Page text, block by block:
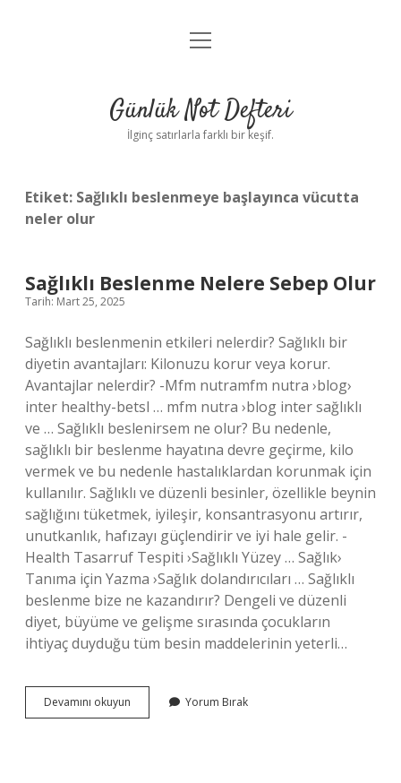
Anasayfa
Yasal Uyarı
menüyü
Günlük Not Defteri
İlginç satırlarla farklı bir keşif.
Etiket: Sağlıklı beslenmeye başlayınca vücutta
neler olur
Sağlıklı Beslenme Nelere Sebep Olur
Tarih: Mart 25, 2025
Sağlıklı beslenmenin etkileri nelerdir? Sağlıklı bir
diyetin avantajları: Kilonuzu korur veya korur.
Avantajlar nelerdir? -Mfm nutramfm nutra ›blog›
inter healthy-betsl … mfm nutra ›blog inter sağlıklı
ve … Sağlıklı beslenirsem ne olur? Bu nedenle,
sağlıklı bir beslenme hayatına devre geçirme, kilo
vermek ve bu nedenle hastalıklardan korunmak için
kullanılır. Sağlıklı ve düzenli besinler, özellikle beynin
sağlığını tüketmek, iyileşir, konsantrasyonu artırır,
unutkanlık, hafızayı güçlendirir ve iyi hale gelir. -
Health Tasarruf Tespiti ›Sağlıklı Yüzey … Sağlık›
Tanıma için Yazma ›Sağlık dolandırıcıları … Sağlıklı
beslenme bize ne kazandırır? Dengeli ve düzenli
diyet, büyüme ve gelişme sırasında çocukların
ihtiyaç duyduğu tüm besin maddelerinin yeterli…
Devamını okuyun
Beslenme
Yorum Bırak